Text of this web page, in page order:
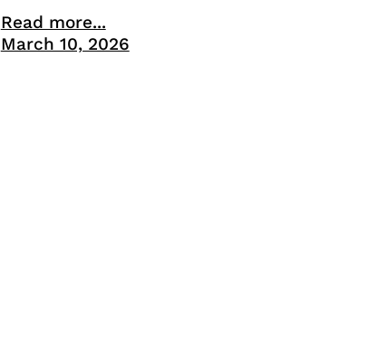
Read more...
March 10, 2026